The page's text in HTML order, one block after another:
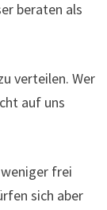
beraten als
verteilen. Wer
auf uns
frei
sich aber